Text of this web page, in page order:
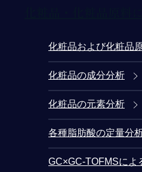
化粧品および化粧品
化粧品の成分分析
化粧品の元素分析
各種脂肪酸の定量分
GC×GC-TOFMSによ